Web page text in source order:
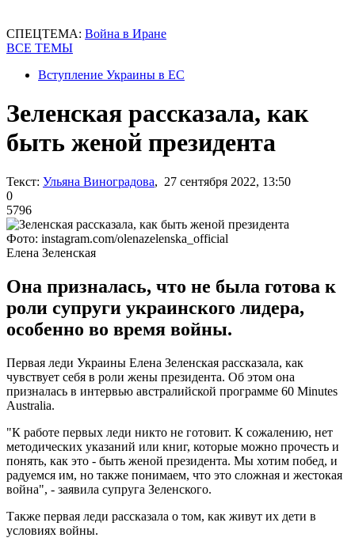
СПЕЦТЕМА: Война в Иране
ВСЕ ТЕМЫ
Вступление Украины в ЕС
Зеленская рассказала, как
быть женой президента
Текст: Ульяна Виноградова, 27 сентября 2022, 13:50
0
5796
Фото: instagram.com/olenazelenska_official
Елена Зеленская
Она призналась, что не была готова к
роли супруги украинского лидера,
особенно во время войны.
Первая леди Украины Елена Зеленская рассказала, как
чувствует себя в роли жены президента. Об этом она
призналась в интервью австралийской программе 60 Minutes
Australia.
"К работе первых леди никто не готовит. К сожалению, нет
методических указаний или книг, которые можно прочесть и
понять, как это - быть женой президента. Мы хотим побед, и
радуемся им, но также понимаем, что это сложная и жестокая
война", - заявила супруга Зеленского.
Также первая леди рассказала о том, как живут их дети в
условиях войны.